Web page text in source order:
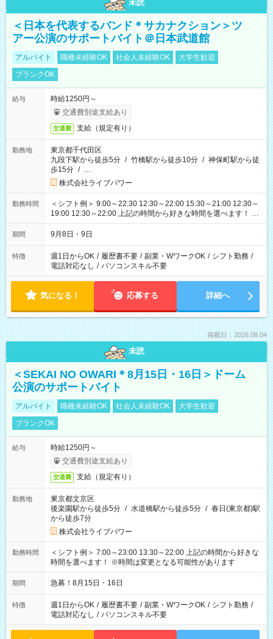
未読
＜日本を代表するバンド＊サカナクション＞ツ
アー公演のサポートバイト＠日本武道館
アルバイト 職種未経験OK 社会人未経験OK
大学生歓迎
ブランクOK
給与
時給1250円～
交通費別途支給あり
交通費 支給（規定有り）
勤務地
東京都千代田区
九段下駅から徒歩5分 / 竹橋駅から徒歩10分 / 神保町駅から徒
歩15分 / …
株式会社ライブパワー
勤務時間
＜シフト例＞ 9:00～22:30 12:30～22:00 15:30～21:00 12:30～
19:00 12:30～22:00 上記の時間から好きな時間を選べます！ ※
時間は変更となる可能性があります
期間 9月8日・9日
特徴 週1日からOK / 履歴書不要 / 副業・WワークOK / シフト勤務 /
電話対応なし / パソコンスキル不要
気になる！ 応募する 詳細へ
掲載日：2026.08.04
未読
＜SEKAI NO OWARI＊8月15日・16日＞ドーム
公演のサポートバイト
アルバイト 職種未経験OK 社会人未経験OK
大学生歓迎
ブランクOK
給与
時給1250円～
交通費別途支給あり
交通費 支給（規定有り）
勤務地
東京都文京区
後楽園駅から徒歩5分 / 水道橋駅から徒歩5分 / 春日(東京都)駅
から徒歩7分
株式会社ライブパワー
勤務時間
＜シフト例＞ 7:00～23:00 13:30～22:00 上記の時間から好きな
時間を選べます！ ※時間は変更となる可能性があります
期間 急募！8月15日・16日
特徴 週1日からOK / 履歴書不要 / 副業・WワークOK / シフト勤務 /
電話対応なし / パソコンスキル不要